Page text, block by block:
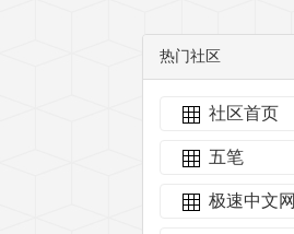
热门社区
社区首页
五笔
极速中文网